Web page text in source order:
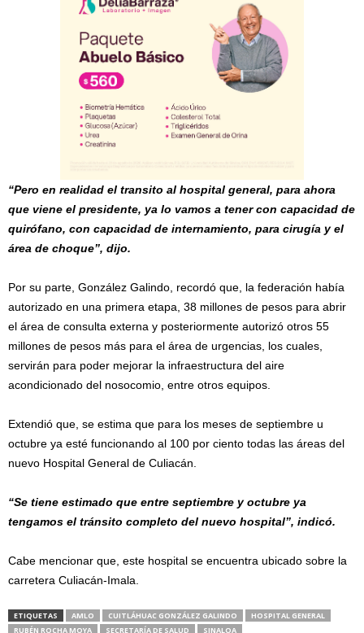
“Pero en realidad el transito al hospital general, para ahora
que viene el presidente, ya lo vamos a tener con capacidad de
quirófano, con capacidad de internamiento, para cirugía y el
área de choque”, dijo.
Por su parte, González Galindo, recordó que, la federación había
autorizado en una primera etapa, 38 millones de pesos para abrir
el área de consulta externa y posteriormente autorizó otros 55
millones de pesos más para el área de urgencias, los cuales,
servirán para poder mejorar la infraestructura del aire
acondicionado del nosocomio, entre otros equipos.
Extendió que, se estima que para los meses de septiembre u
octubre ya esté funcionando al 100 por ciento todas las áreas del
nuevo Hospital General de Culiacán.
“Se tiene estimado que entre septiembre y octubre ya
tengamos el tránsito completo del nuevo hospital”, indicó.
Cabe mencionar que, este hospital se encuentra ubicado sobre la
carretera Culiacán-Imala.
ETIQUETAS AMLO CUITLÁHUAC GONZÁLEZ GALINDO
HOSPITAL GENERAL
RUBÉN ROCHA MOYA
SECRETARÍA DE SALUD SINALOA